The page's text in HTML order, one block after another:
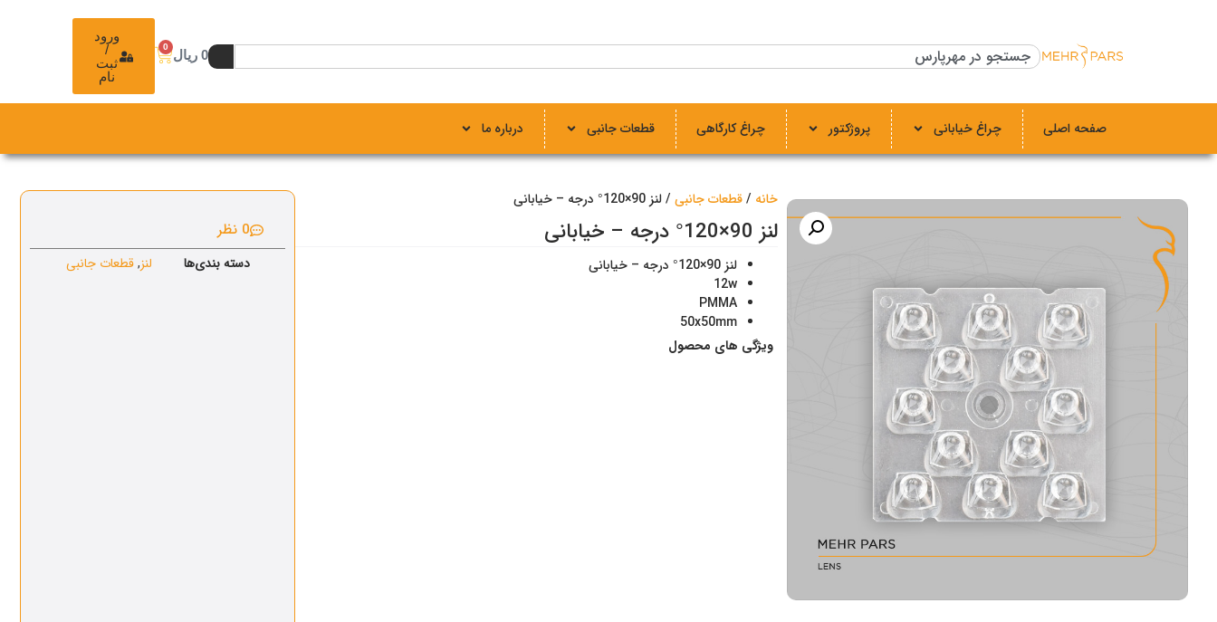
0 ریال
0
ورود
/
ثبت
نام
صفحه اصلی چراغ خیابانی پروژکتور چراغ کارگاهی قطعات جانبی درباره ما
خانه /قطعات جانبی/ لنز 90×120° درجه – خیابانی
لنز 90×120° درجه – خیابانی
لنز 90×120° درجه – خیابانی
12w
PMMA
50x50mm
ویژگی‌ های محصول
0 نظر
دسته بندی‌ها لنز,قطعات جانبی